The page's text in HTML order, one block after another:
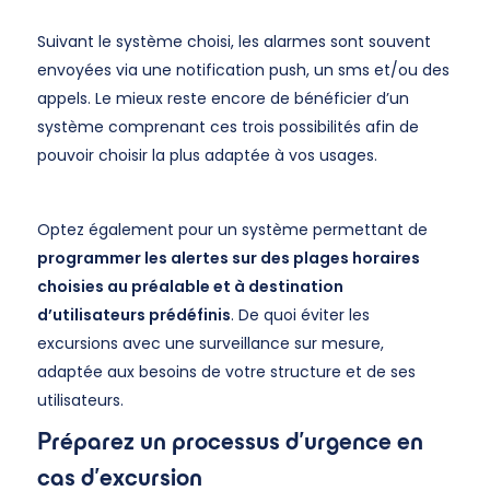
Suivant le système choisi, les alarmes sont souvent
envoyées via une notification push, un sms et/ou des
appels. Le mieux reste encore de bénéficier d’un
système comprenant ces trois possibilités afin de
pouvoir choisir la plus adaptée à vos usages.
Optez également pour un système permettant de
programmer les alertes sur des plages horaires
choisies au préalable et à destination
d’utilisateurs prédéfinis. De quoi éviter les
excursions avec une surveillance sur mesure,
adaptée aux besoins de votre structure et de ses
utilisateurs.
Préparez un processus d’urgence en
cas d’excursion